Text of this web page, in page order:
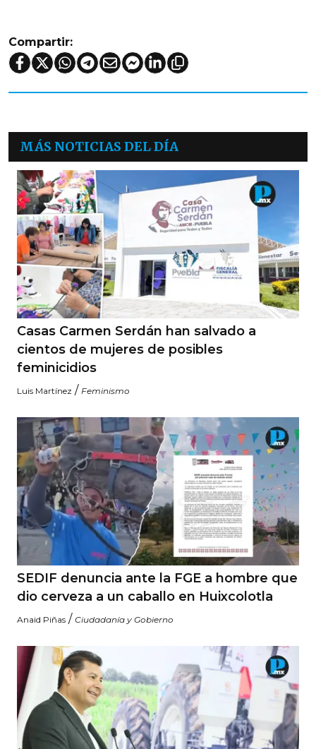
Compartir:
MÁS NOTICIAS DEL DÍA
Casas Carmen Serdán han salvado a
cientos de mujeres de posibles
feminicidios
Luis Martínez / Feminismo
SEDIF denuncia ante la FGE a hombre que
dio cerveza a un caballo en Huixcolotla
Anaid Piñas / Ciudadanía y Gobierno